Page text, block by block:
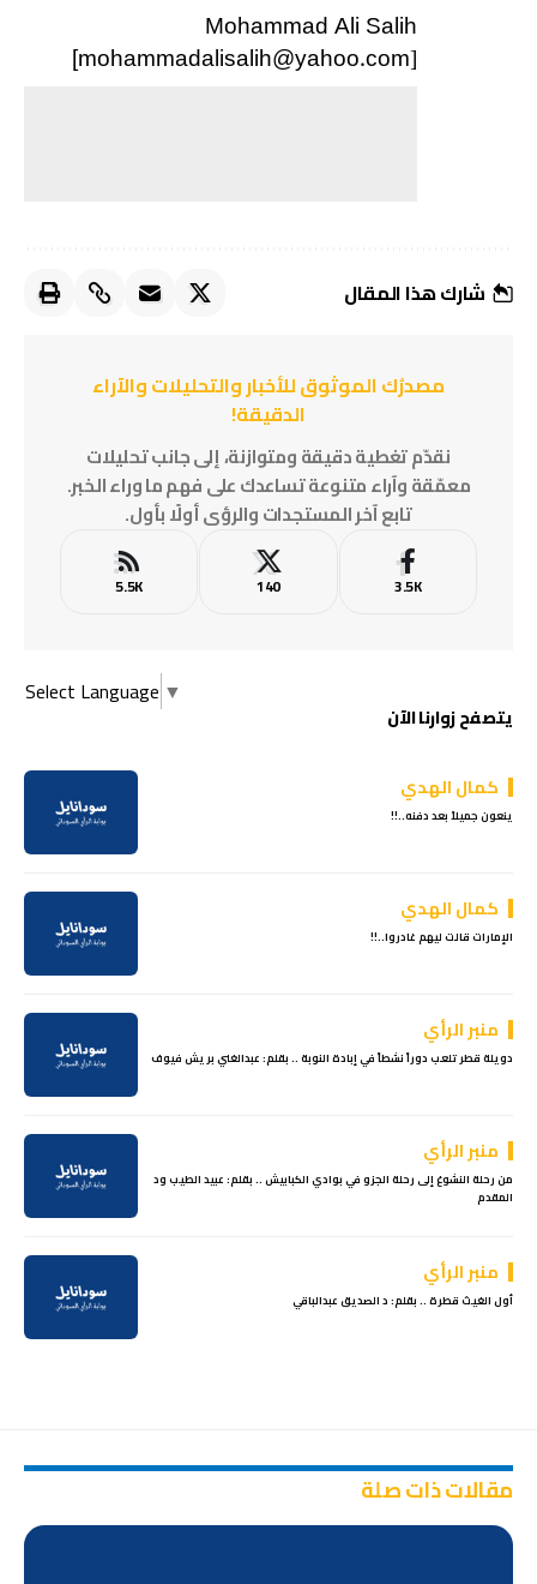
Mohammad Ali Salih
[mohammadalisalih@yahoo.com]
شارك هذا المقال
مصدرُك الموثوق للأخبار والتحليلات والآراء
الدقيقة!
نقدّم تغطية دقيقة ومتوازنة، إلى جانب تحليلات
معمّقة وآراء متنوعة تساعدك على فهم ما وراء الخبر.
تابع آخر المستجدات والرؤى أولًا بأول.
3.5K
140
5.5K
Select Language ▼
يتصفح زوارنا الآن
كمال الهدي
ينعون جميلاً بعد دفنه..!!
كمال الهدي
الإمارات قالت ليهم غادروا..!!
منبر الرأي
دويلة قطر تلعب دوراً نشطاً في إبادة النوبة .. بقلم: عبدالغني بريش فيوف
منبر الرأي
من رحلة النشوغ إلى رحلة الجزو في بوادي الكبابيش .. بقلم: عبيد الطيب ود
المقدم
منبر الرأي
أول الغيث قطرة .. بقلم: د الصديق عبدالباقي
مقالات ذات صلة